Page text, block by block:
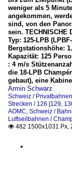
weniger als 5
angekommen,
sind, von den
sein. TECHNISCHE
Typ: 125-LPB
Bergstationshöhe:
Kapazität: 125
: 4 m/s
die 18-LPB
gebaut), eine
Armin Schwarz
Schweiz /
Strecken / 126 [129,
AOMC Schweiz /
Luftseilbahnen /
 482 1500x1031 Px,